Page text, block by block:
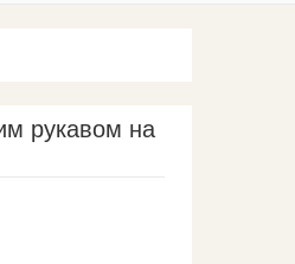
рукавом на